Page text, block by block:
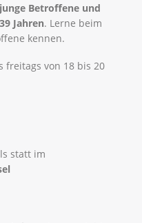
junge Betroffene und
Jahren. Lerne beim
kennen.
freitags von 18 bis 20
statt im